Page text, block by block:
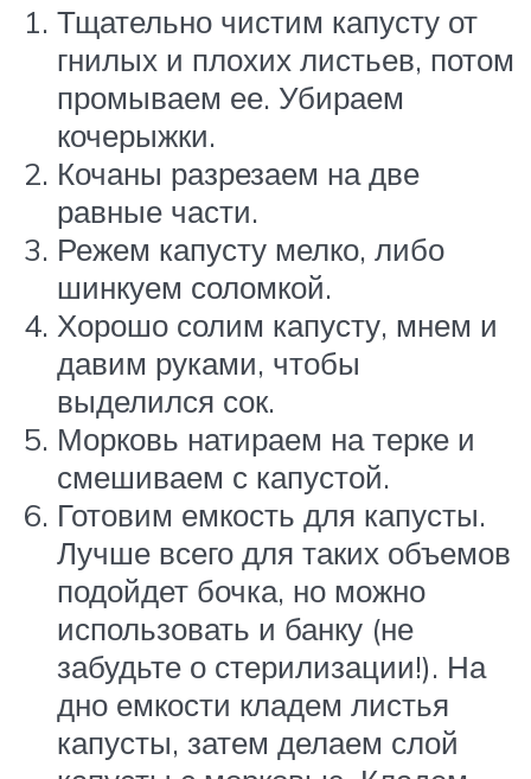
Тщательно чистим капусту от
гнилых и плохих листьев, потом
промываем ее. Убираем
кочерыжки.
Кочаны разрезаем на две
равные части.
Режем капусту мелко, либо
шинкуем соломкой.
Хорошо солим капусту, мнем и
давим руками, чтобы
выделился сок.
Морковь натираем на терке и
смешиваем с капустой.
Готовим емкость для капусты.
Лучше всего для таких объемов
подойдет бочка, но можно
использовать и банку (не
забудьте о стерилизации!). На
дно емкости кладем листья
капусты, затем делаем слой